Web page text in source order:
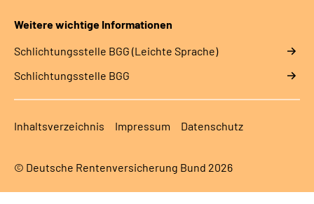
Weitere wichtige Informationen
Schlich­tungs­stel­le BGG (Leichte Sprache)
Schlich­tungs­stel­le BGG
Inhaltsverzeichnis Impressum Datenschutz
© Deutsche Rentenversicherung Bund 2026